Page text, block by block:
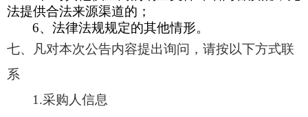
法提供合法来源渠道的；
6、法律法规规定的其他情形。
七、凡对本次公告内容提出询问，请按以下方式联
系
1.采购人信息